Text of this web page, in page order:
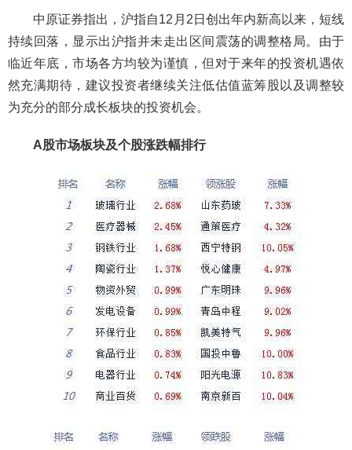
中原证券指出，沪指自12月2日创出年内新高以来，短线
持续回落，显示出沪指并未走出区间震荡的调整格局。由于
临近年底，市场各方均较为谨慎，但对于来年的投资机遇依
然充满期待，建议投资者继续关注低估值蓝筹股以及调整较
为充分的部分成长板块的投资机会。
A股市场板块及个股涨跌幅排行